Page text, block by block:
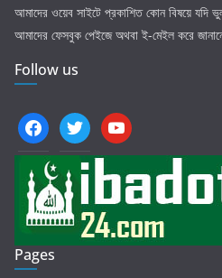
আমাদের ওয়েব সাইটে প্রকাশিত কোন বিষয়ে যদি
আমাদের ফেসবুক পেইজে অথবা ই-মেইল করে
Follow us
facebooktwitter youtube
Pages